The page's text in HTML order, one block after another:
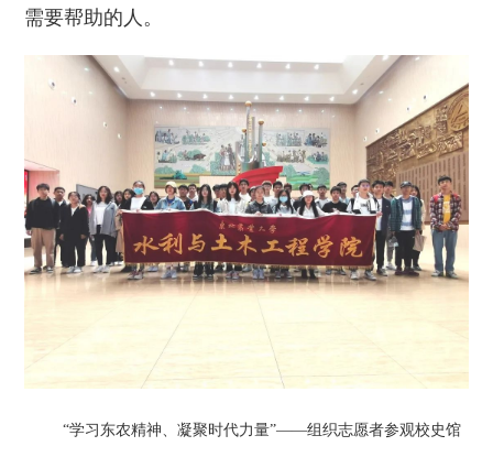
需要帮助的人。
“学习东农精神、凝聚时代力量”——组织志愿者参观校史馆